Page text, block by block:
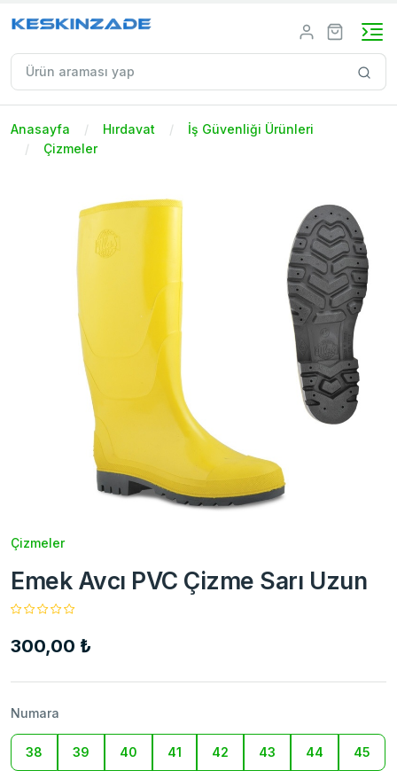
Anasayfa Hırdavat
İş Güvenliği Ürünleri
Çizmeler
Çizmeler
Emek Avcı PVC Çizme Sarı Uzun
300,00 ₺
Numara
38 39 40 41 42 43 44 45